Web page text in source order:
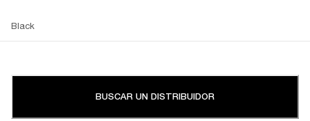
Black
BUSCAR UN DISTRIBUIDOR